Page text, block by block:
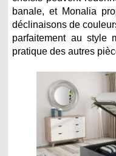
banale, et Monalia
déclinaisons de
parfaitement au style
pratique des autres